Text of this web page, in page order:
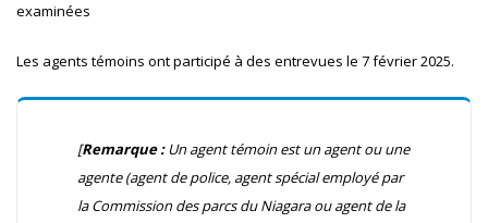
examinées
Les agents témoins ont participé à des entrevues le 7 février 2025.
[Remarque :Un agent témoin est un agent ou une
agente (agent de police, agent spécial employé par
la Commission des parcs du Niagara ou agent de la